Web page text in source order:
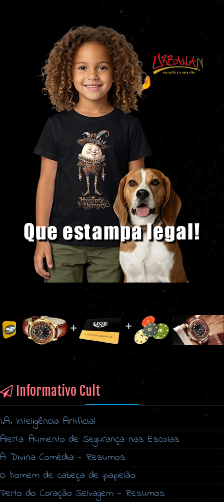
Informativo Cult
I.A. Inteligência Artificial
Alerta: Aumento de Segurança nas Escolas
A Divina Comédia - Resumos
O homem de cabeça de papelão
Perto do Coração Selvagem - Resumos